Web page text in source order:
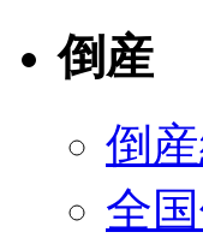
倒産
倒
全